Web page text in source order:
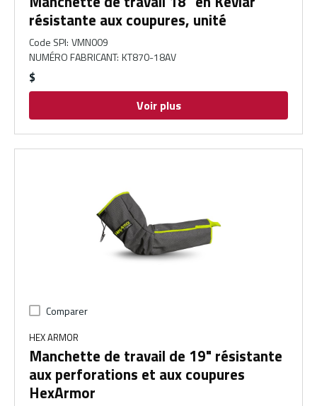
résistante aux coupures, unité
Code SPI: VMN009
NUMÉRO FABRICANT: KT870-18AV
$
Voir plus
Comparer
HEX ARMOR
Manchette de travail de 19" résistante
aux perforations et aux coupures
HexArmor